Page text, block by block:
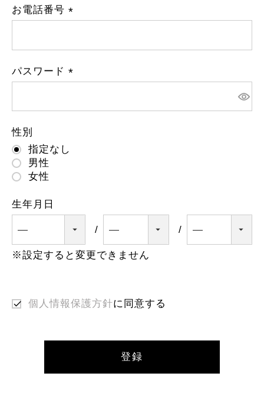
お電話番号
須
)
パスワード
須
性別
指定なし
男性
女性
生年月日
※設定すると変更できません
個人情報保護方針に同意する
登録